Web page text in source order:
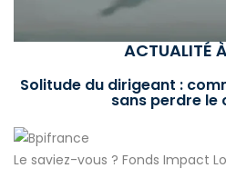
ACTUALITÉ
Solitude du dirigeant :
sans perdre le
Le saviez-vous ? Fonds Impact